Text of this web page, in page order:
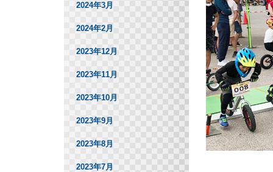
2024年3月
2024年2月
2023年12月
2023年11月
2023年10月
2023年9月
2023年8月
2023年7月